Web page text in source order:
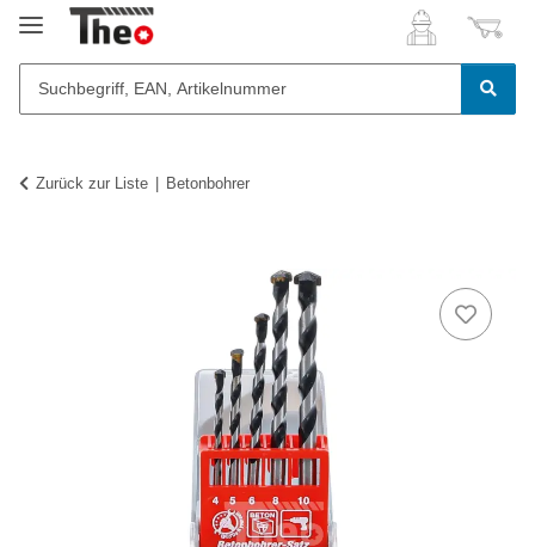
Zurück zur Liste Betonbohrer